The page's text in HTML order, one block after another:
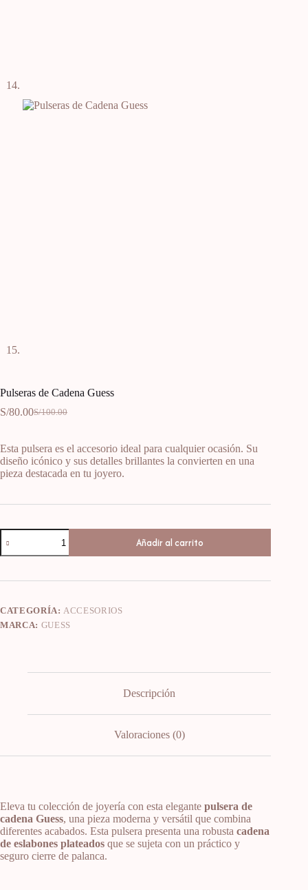
Pulseras de Cadena Guess
S/100.00
S/80.00
Esta pulsera es el accesorio ideal para cualquier ocasión. Su
diseño icónico y sus detalles brillantes la convierten en una
pieza destacada en tu joyero.
Añadir al carrito
CATEGORÍA:ACCESORIOS
MARCA: GUESS
Descripción
Valoraciones (0)
Eleva tu colección de joyería con esta elegante pulsera de
cadena Guess, una pieza moderna y versátil que combina
diferentes acabados. Esta pulsera presenta una robusta cadena
de eslabones plateados que se sujeta con un práctico y
seguro cierre de palanca.